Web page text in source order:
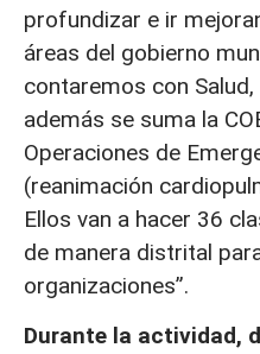
profundizar e ir
áreas del gobierno
contaremos con
además se suma la
Operaciones de
(reanimación
Ellos van a hacer 36
de manera distrital
organizaciones”.
Durante la actividad,